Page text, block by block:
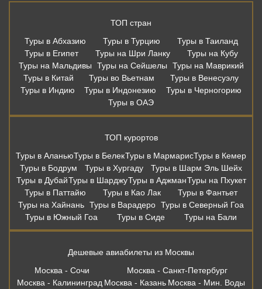
ТОП курортов
Туры в АланьюТуры в Белек Туры в МармарисТуры в Кемер
Туры в Бодрум
Туры в Хургаду
Туры в Шарм Эль Шейх
Туры в ДубайТуры в Шарджу Туры в АджманТуры на Пхукет
Туры в Паттайю
Туры в Као Лак
Туры в Фантьет
Туры на Хайнань Туры в Варадеро
Туры в Северный Гоа
Туры в Сиде
Дешевые авиабилеты из Москвы
Москва - Сочи
Москва - Санкт-Петербург
Москва - Калининград Москва - Казань Москва - Мин. Воды
Москва - Анталья
Москва - Бодрум
Москва - Мармарис
Москва - Хургада
Москва - Бангкок
Москва - Шарм-Эль-Шейх Москва - Пхукет Москва - Самуи
Москва - Дубай
Москва - Шарджа
Москва - Коломбо
Москва - ГоаМосква - МалеМосква - БалиМосква - Стамбул
Вся информация, размещённая на сайте, носит информационный
характер и не является публичной офертой. Правила и условия